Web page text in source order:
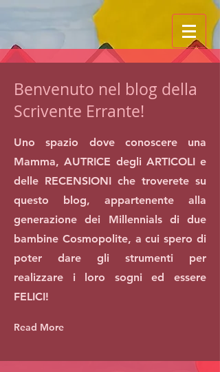
Benvenuto nel blog della
Scrivente Errante!
Uno spazio dove conoscere una
Mamma, AUTRICE degli ARTICOLI e
delle RECENSIONI che troverete su
questo blog, appartenente alla
generazione dei Millennials di due
bambine Cosmopolite, a cui spero di
poter dare gli strumenti per
realizzare i loro sogni ed essere
FELICI!
Read More